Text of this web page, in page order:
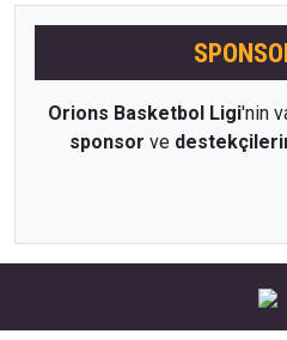
Orions Basketbol Ligi'nin
sponsor ve